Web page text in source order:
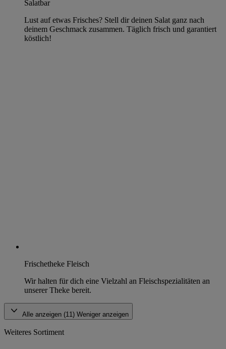
Salatbar
Lust auf etwas Frisches? Stell dir deinen Salat ganz nach
deinem Geschmack zusammen. Täglich frisch und garantiert
köstlich!
Frischetheke Fleisch
Wir halten für dich eine Vielzahl an Fleischspezialitäten an
unserer Theke bereit.
Alle anzeigen (11) Weniger anzeigen
Weiteres Sortiment